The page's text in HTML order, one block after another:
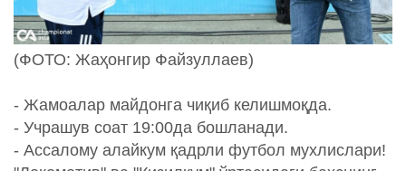
(ФОТО: Жаҳонгир Файзуллаев)
- Жамоалар майдонга чиқиб келишмоқда.
- Учрашув соат 19:00да бошланади.
- Ассалому алайкум қадрли футбол мухлислари!